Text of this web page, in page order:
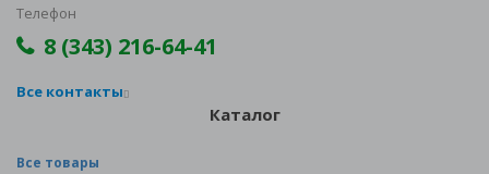
Телефон
8 (343) 216-64-41
Все контакты
Каталог
Все товары